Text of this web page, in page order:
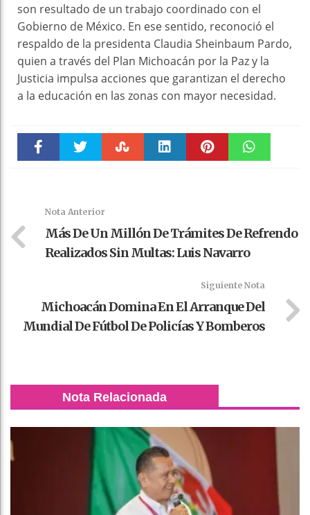
son resultado de un trabajo coordinado con el
Gobierno de México. En ese sentido, reconoció el
respaldo de la presidenta Claudia Sheinbaum Pardo,
quien a través del Plan Michoacán por la Paz y la
Justicia impulsa acciones que garantizan el derecho
a la educación en las zonas con mayor necesidad.
Nota Anterior
Más De Un Millón De Trámites De Refrendo
Realizados Sin Multas: Luis Navarro
Siguiente Nota
Michoacán Domina En El Arranque Del
Mundial De Fútbol De Policías Y Bomberos
Nota Relacionada